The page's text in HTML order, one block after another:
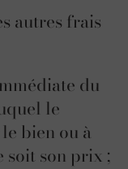
autres frais
du
le
bien ou à
soit son prix ;